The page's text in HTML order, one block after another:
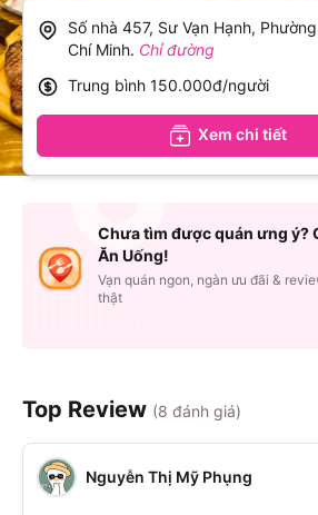
Top Review (8 đánh giá)
Nguyễn Thị Mỹ Phụng
Số nhà 457, Sư Vạn Hạnh,
Chí Minh. Chỉ đường
Trung bình 150.000đ/người
Xem chi tiết
Chưa tìm được quán ưng ý?
Ăn Uống!
Vạn quán ngon, ngàn ưu đãi &
thật